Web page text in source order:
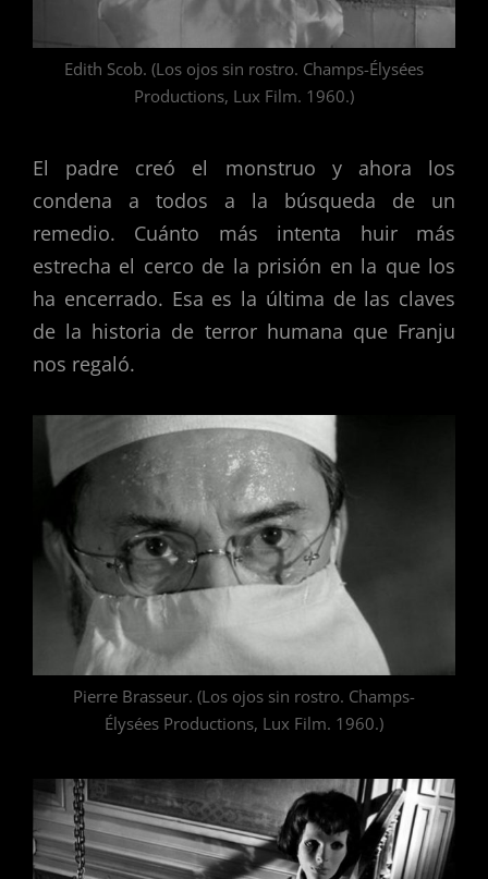
Edith Scob. (Los ojos sin rostro. Champs-Élysées
Productions, Lux Film. 1960.)
El padre creó el monstruo y ahora los
condena a todos a la búsqueda de un
remedio. Cuánto más intenta huir más
estrecha el cerco de la prisión en la que los
ha encerrado. Esa es la última de las claves
de la historia de terror humana que Franju
nos regaló.
Pierre Brasseur. (Los ojos sin rostro. Champs-
Élysées Productions, Lux Film. 1960.)